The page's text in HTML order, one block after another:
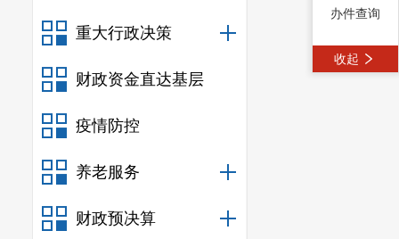
重大行政决策
财政资金直达基层
疫情防控
养老服务
财政预决算
办件查询
收起